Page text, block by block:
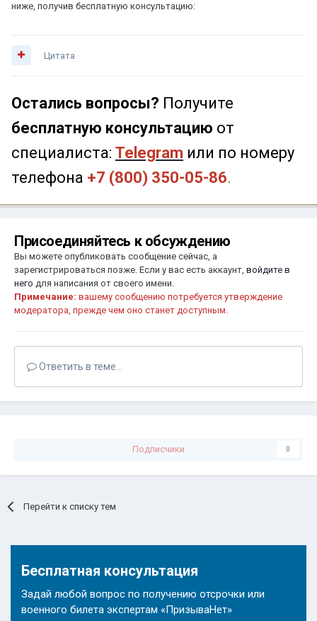
ниже, получив бесплатную консультацию:
Цитата
Остались вопросы? Получите
бесплатную консультацию от
специалиста: Telegram или по номеру
телефона +7 (800) 350-05-86.
Присоединяйтесь к обсуждению
Вы можете опубликовать сообщение сейчас, а
зарегистрироваться позже. Если у вас есть аккаунт, войдите в
него для написания от своего имени.
Примечание: вашему сообщению потребуется утверждение
модератора, прежде чем оно станет доступным.
Ответить в теме...
Подписчики 0
Перейти к списку тем
Бесплатная консультация
Задай любой вопрос по получению отсрочки или
военного билета экспертам «ПризываНет»